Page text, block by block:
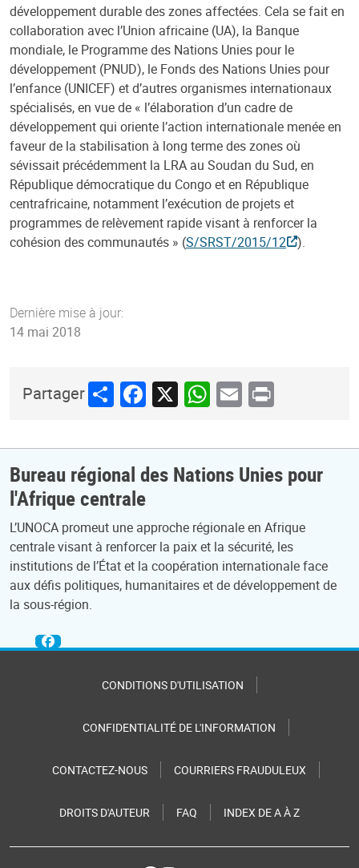
développement durable des zones affectées. Cela se fait en
collaboration avec l’Union africaine (UA), la Banque
mondiale, le Programme des Nations Unies pour le
développement (PNUD), le Fonds des Nations Unies pour
l’enfance (UNICEF) et d’autres organismes internationaux
spécialisés, en vue de « l’élaboration d’un cadre de
développement qui oriente l’action internationale menée en
faveur de la stabilisation à long terme des zones où
sévissait précédemment la LRA au Soudan du Sud, en
République démocratique du Congo et en République
centrafricaine, notamment l’exécution de projets et
programmes de relèvement rapide visant à renforcer la
cohésion des communautés » (S/SRST/2015/12 ).
Dernière mise à jour:
14 mai 2018
PartagerShareFacebook
X WhatsApp
Email
Print
Bureau régional des Nations Unies pour
l'Afrique centrale
L’UNOCA promeut une approche régionale en Afrique
centrale visant à renforcer la paix et la sécurité, les
institutions de l’État et la coopération internationale face
aux défis politiques, humanitaires et de développement de
la sous-région.
CONDITIONS D'UTILISATION
CONFIDENTIALITÉ DE L'INFORMATION
CONTACTEZ-NOUS COURRIERS FRAUDULEUX
DROITS D'AUTEUR FAQ INDEX DE A À Z